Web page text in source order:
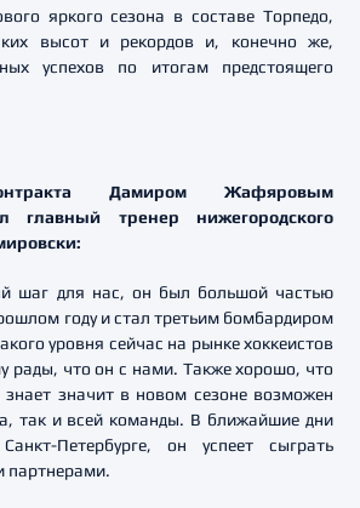
яркого сезона в составе Торпедо,
высот и рекордов и, конечно же,
успехов по итогам предстоящего
Дамиром Жафяровым
главный тренер нижегородского
шаг для нас, он был большой частью
году и стал третьим бомбардиром
уровня сейчас на рынке хоккеистов
рады, что он с нами. Также хорошо, что
знает значит в новом сезоне возможен
так и всей команды. В ближайшие дни
Петербурге, он успеет сыграть
партнерами.